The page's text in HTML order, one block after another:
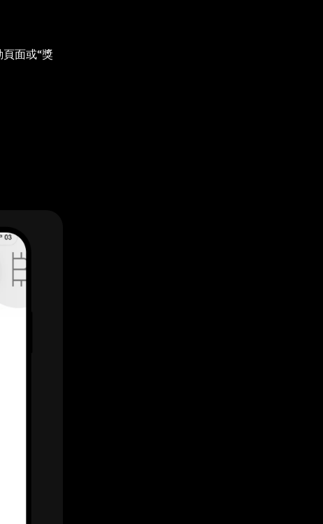
面或“獎